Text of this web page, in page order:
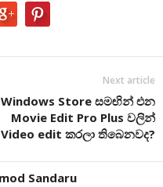
Next article
Windows Store සමඟින් එන
Movie Edit Pro Plus වලින්
Video edit කරලා තිබෙනවද?
Sandaru